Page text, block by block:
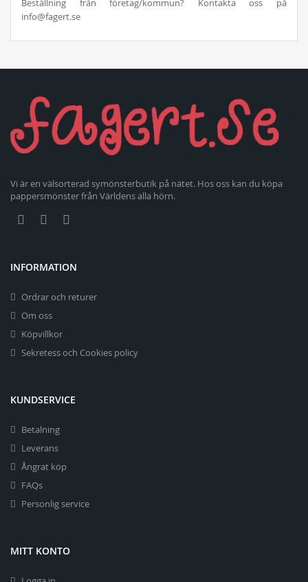
Beställning från företag/kommun? Kontakta oss på
info@fagert.se
Vi är en välsorterad symönsterbutik på nätet. Hos oss kan du köpa
pappersmönster från Världens alla hörn.
INFORMATION
Ordrar och returer
Om oss
Köpvillkor
Sekretess och Cookies policy
KUNDSERVICE
Betalning
Leverans
Ångrat köp
FAQs
Personlig service
MITT KONTO